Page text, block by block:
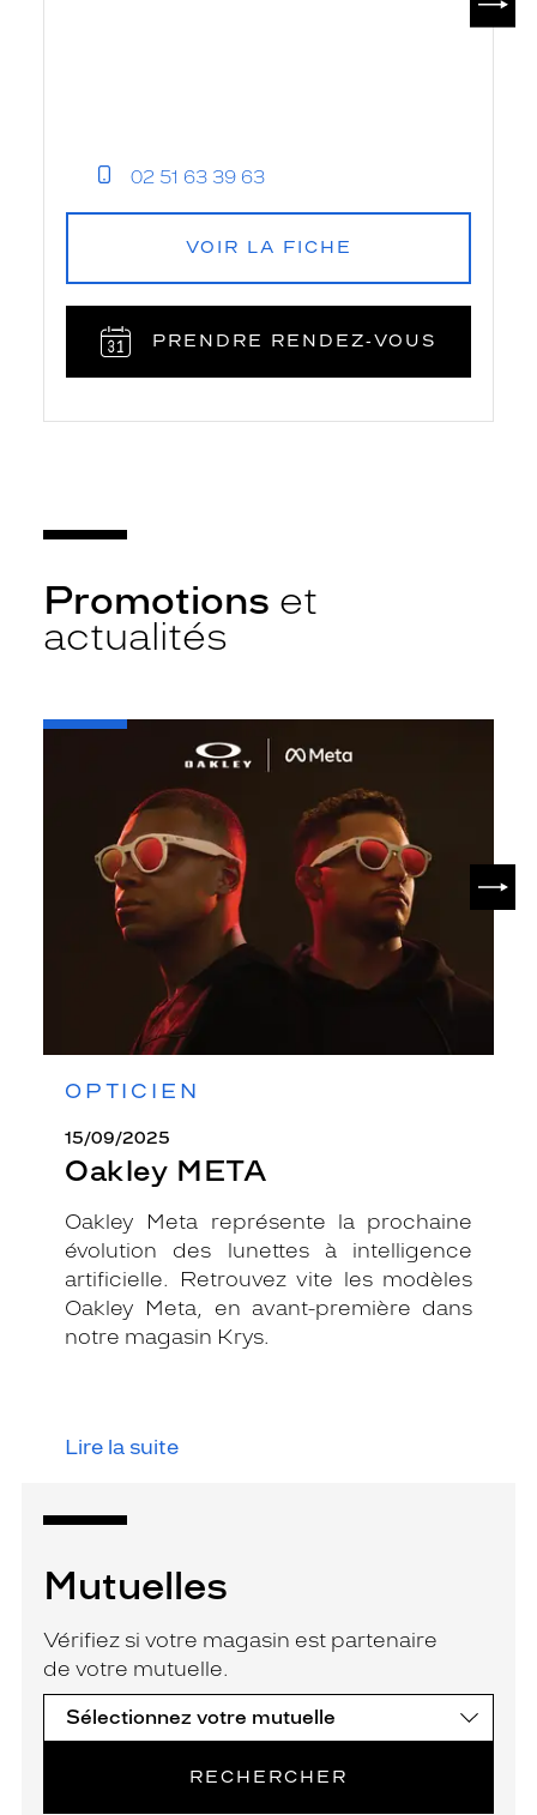
02 51 63 39 63
VOIR LA FICHE
PRENDRE RENDEZ‑VOUS
Promotions et
actualités
OPTICIEN
15/09/2025
Oakley META
Oakley Meta représente la prochaine
évolution des lunettes à intelligence
artificielle. Retrouvez vite les modèles
Oakley Meta, en avant-première dans
notre magasin Krys.
Lire la suite
-
Mutuelles
Vérifiez si votre magasin est partenaire
de votre mutuelle.
RECHERCHER